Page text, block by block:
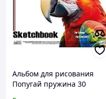
Альбом для рисования
Попугай пружина 30